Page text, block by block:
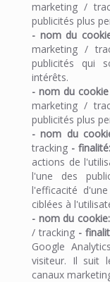
marketing /
publicités plus
- nom du
marketing /
publicités qui
intérêts.
- nom du
marketing /
publicités plus
- nom du
tracking - finalité:
actions de
l'une des
l'efficacité
ciblées à
- nom du cookie:
/ tracking -
Google
visiteur. Il suit
canaux